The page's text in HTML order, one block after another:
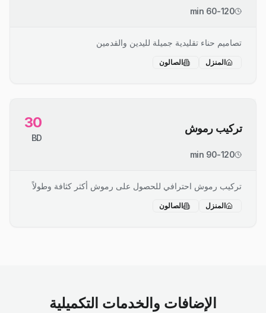
60-120 min
تصاميم حناء تقليدية جميلة لليدين والقدمين
المنزل الصالون
تركيب رموش 30
BD
90-120 min
تركيب رموش احترافي للحصول على رموش أكثر كثافة وطولاً
المنزل الصالون
الإضافات والخدمات التكميلية